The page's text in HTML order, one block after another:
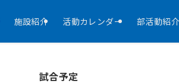
施設紹介 活動カレンダー 部活動紹介
試合予定